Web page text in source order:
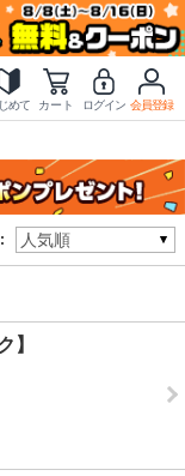
めて カート ログイン 会員登録
】